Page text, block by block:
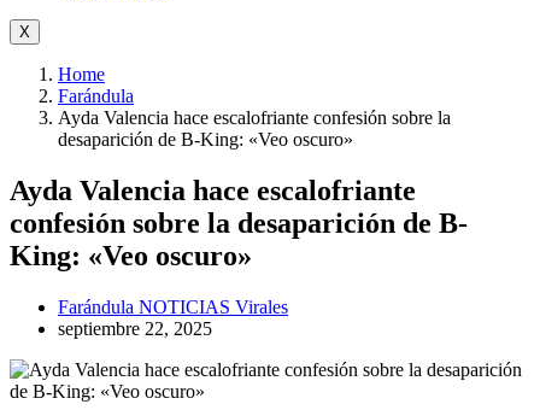
X
Home
Farándula
Ayda Valencia hace escalofriante confesión sobre la
desaparición de B-King: «Veo oscuro»
Ayda Valencia hace escalofriante
confesión sobre la desaparición de B-
King: «Veo oscuro»
Farándula NOTICIAS Virales
septiembre 22, 2025